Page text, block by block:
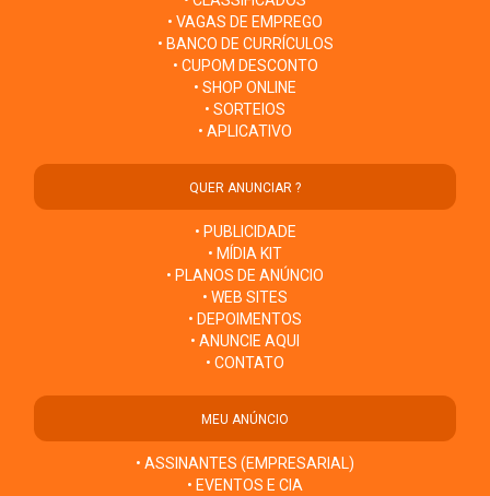
• VAGAS DE EMPREGO
• BANCO DE CURRÍCULOS
• CUPOM DESCONTO
• SHOP ONLINE
• SORTEIOS
• APLICATIVO
QUER ANUNCIAR ?
• PUBLICIDADE
• MÍDIA KIT
• PLANOS DE ANÚNCIO
• WEB SITES
• DEPOIMENTOS
• ANUNCIE AQUI
• CONTATO
MEU ANÚNCIO
• ASSINANTES (EMPRESARIAL)
• EVENTOS E CIA